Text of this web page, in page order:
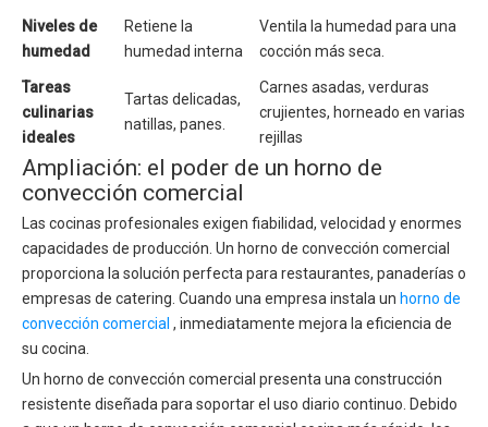
Niveles de
humedad
Retiene la
humedad interna
Ventila la humedad para una
cocción más seca.
Tareas
culinarias
ideales
Tartas delicadas,
natillas, panes.
Carnes asadas, verduras
crujientes, horneado en varias
rejillas
Ampliación: el poder de un horno de
convección comercial
Las cocinas profesionales exigen fiabilidad, velocidad y enormes
capacidades de producción. Un horno de convección comercial
proporciona la solución perfecta para restaurantes, panaderías o
empresas de catering. Cuando una empresa instala un horno de
convección comercial , inmediatamente mejora la eficiencia de
su cocina.
Un horno de convección comercial presenta una construcción
resistente diseñada para soportar el uso diario continuo. Debido